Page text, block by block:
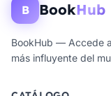
B BookHub
BookHub — Accede
más influyente del